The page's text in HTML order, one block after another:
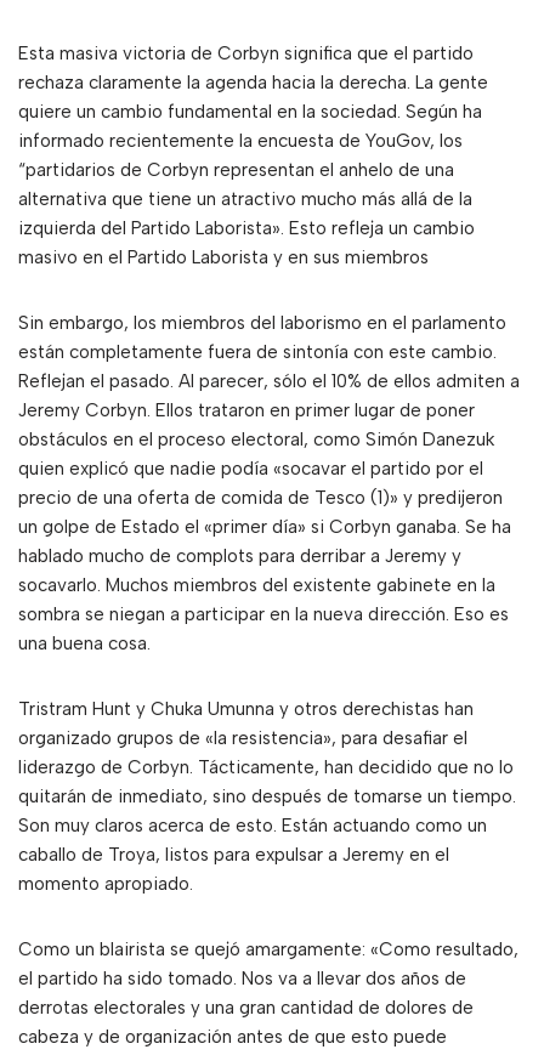
Esta masiva victoria de Corbyn significa que el partido
rechaza claramente la agenda hacia la derecha. La gente
quiere un cambio fundamental en la sociedad. Según ha
informado recientemente la encuesta de YouGov, los
“partidarios de Corbyn representan el anhelo de una
alternativa que tiene un atractivo mucho más allá de la
izquierda del Partido Laborista». Esto refleja un cambio
masivo en el Partido Laborista y en sus miembros
Sin embargo, los miembros del laborismo en el parlamento
están completamente fuera de sintonía con este cambio.
Reflejan el pasado. Al parecer, sólo el 10% de ellos admiten a
Jeremy Corbyn. Ellos trataron en primer lugar de poner
obstáculos en el proceso electoral, como Simón Danezuk
quien explicó que nadie podía «socavar el partido por el
precio de una oferta de comida de Tesco (1)» y predijeron
un golpe de Estado el «primer día» si Corbyn ganaba. Se ha
hablado mucho de complots para derribar a Jeremy y
socavarlo. Muchos miembros del existente gabinete en la
sombra se niegan a participar en la nueva dirección. Eso es
una buena cosa.
Tristram Hunt y Chuka Umunna y otros derechistas han
organizado grupos de «la resistencia», para desafiar el
liderazgo de Corbyn. Tácticamente, han decidido que no lo
quitarán de inmediato, sino después de tomarse un tiempo.
Son muy claros acerca de esto. Están actuando como un
caballo de Troya, listos para expulsar a Jeremy en el
momento apropiado.
Como un blairista se quejó amargamente: «Como resultado,
el partido ha sido tomado. Nos va a llevar dos años de
derrotas electorales y una gran cantidad de dolores de
cabeza y de organización antes de que esto puede